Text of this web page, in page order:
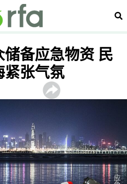
搜
备应急物资 民
紧张气氛